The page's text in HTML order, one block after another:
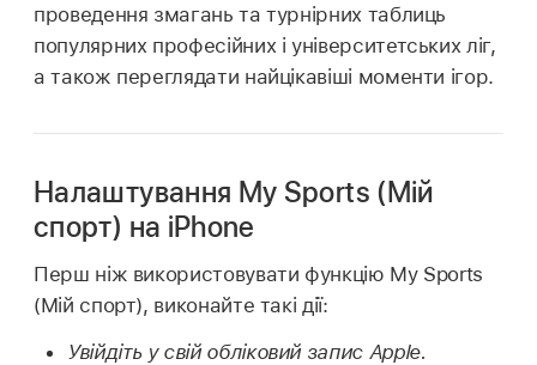
проведення змагань та турнірних таблиць
популярних професійних і університетських ліг,
а також переглядати найцікавіші моменти ігор.
Налаштування My Sports (Мій
спорт) на iPhone
Перш ніж використовувати функцію My Sports
(Мій спорт), виконайте такі дії:
Увійдіть у свій обліковий запис Apple.